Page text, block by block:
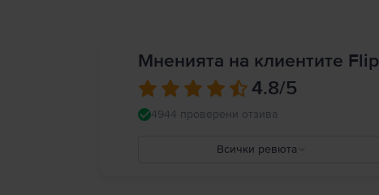
Мненията на клиентите Flip
4.8/5
4944 проверени отзива
Всички ревюта